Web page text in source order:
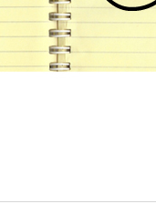
XIV CENTO,
2014, FORLÌ
BOLOGNA
,PISTOIA BASKET ,
1969,SCALIGERA